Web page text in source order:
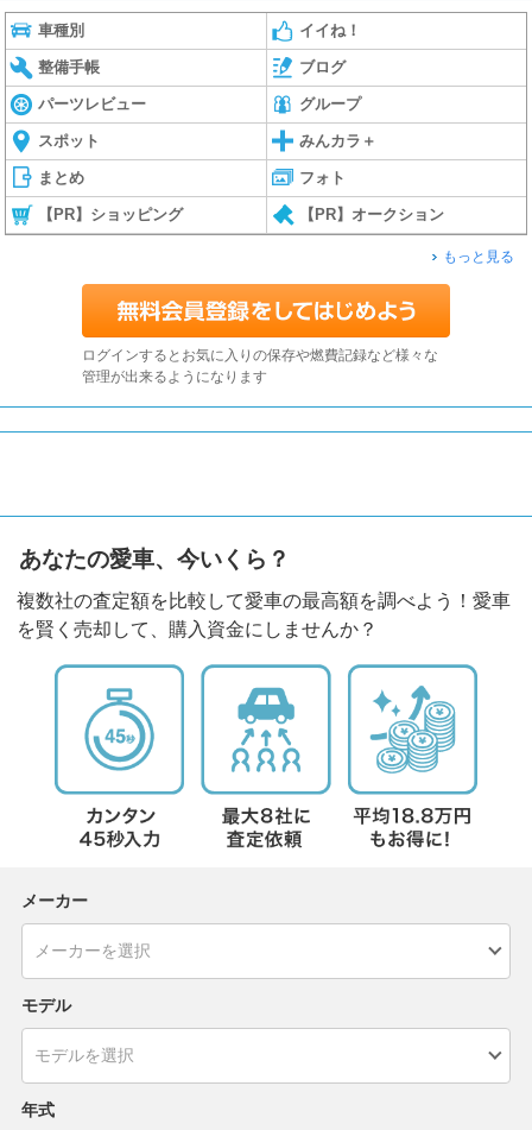
車種別 イイね！
整備手帳 ブログ
パーツレビュー グループ
スポット みんカラ＋
まとめ フォト
【PR】ショッピング 【PR】オークション
もっと見る
ログインするとお気に入りの保存や燃費記録など様々な
管理が出来るようになります
あなたの愛車、今いくら？
複数社の査定額を比較して愛車の最高額を調べよう！愛車
を賢く売却して、購入資金にしませんか？
メーカー
モデル
年式